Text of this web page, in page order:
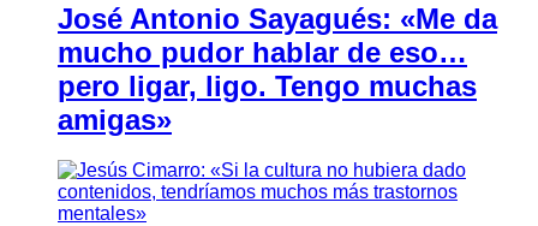
José Antonio Sayagués: «Me da
mucho pudor hablar de eso…
pero ligar, ligo. Tengo muchas
amigas»